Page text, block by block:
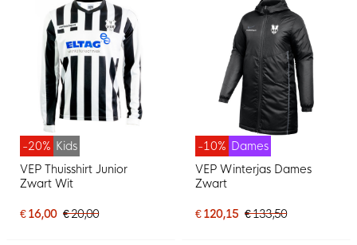
-20% Kids
VEP Thuisshirt Junior
Zwart Wit
€ 16,00 € 20,00
-10% Dames
VEP Winterjas Dames
Zwart
€ 120,15 € 133,50